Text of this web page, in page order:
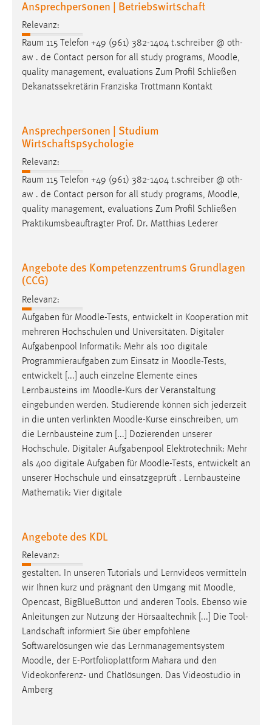
Ansprechpersonen | Betriebswirtschaft
Relevanz:
Raum 115 Telefon +49 (961) 382-1404 t.schreiber @ oth-
aw . de Contact person for all study programs, Moodle,
quality management, evaluations Zum Profil Schließen
Dekanatssekretärin Franziska Trottmann Kontakt
Ansprechpersonen | Studium
Wirtschaftspsychologie
Relevanz:
Raum 115 Telefon +49 (961) 382-1404 t.schreiber @ oth-
aw . de Contact person for all study programs, Moodle,
quality management, evaluations Zum Profil Schließen
Praktikumsbeauftragter Prof. Dr. Matthias Lederer
Angebote des Kompetenzzentrums Grundlagen
(CCG)
Relevanz:
Aufgaben für Moodle-Tests, entwickelt in Kooperation mit
mehreren Hochschulen und Universitäten. Digitaler
Aufgabenpool Informatik: Mehr als 100 digitale
Programmieraufgaben zum Einsatz in Moodle-Tests,
entwickelt [...] auch einzelne Elemente eines
Lernbausteins im Moodle-Kurs der Veranstaltung
eingebunden werden. Studierende können sich jederzeit
in die unten verlinkten Moodle-Kurse einschreiben, um
die Lernbausteine zum [...] Dozierenden unserer
Hochschule. Digitaler Aufgabenpool Elektrotechnik: Mehr
als 400 digitale Aufgaben für Moodle-Tests, entwickelt an
unserer Hochschule und einsatzgeprüft . Lernbausteine
Mathematik: Vier digitale
Angebote des KDL
Relevanz:
gestalten. In unseren Tutorials und Lernvideos vermitteln
wir Ihnen kurz und prägnant den Umgang mit Moodle,
Opencast, BigBlueButton und anderen Tools. Ebenso wie
Anleitungen zur Nutzung der Hörsaaltechnik [...] Die Tool-
Landschaft informiert Sie über empfohlene
Softwarelösungen wie das Lernmanagementsystem
Moodle, der E-Portfolioplattform Mahara und den
Videokonferenz- und Chatlösungen. Das Videostudio in
Amberg
EXTERNE MEDIEN
Um Inhalte von Videoplattformen und Social Media
Plattformen anzeigen zu können, werden von diesen
externen Medien Cookies gesetzt.
YouTube